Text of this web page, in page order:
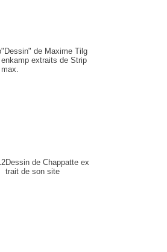
"Dessin" de Maxime Tilg
enkamp extraits de Strip
max.
Dessin de Chappatte ex
trait de son site